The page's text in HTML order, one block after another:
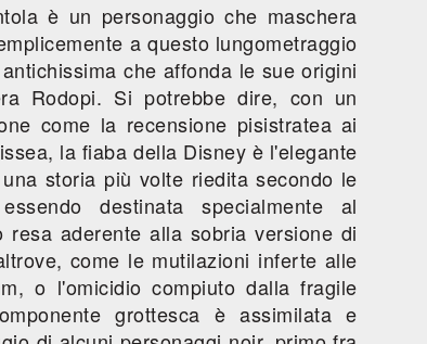
è un personaggio che maschera
a questo lungometraggio
che affonda le sue origini
Rodopi. Si potrebbe dire, con un
come la recensione pisistratea ai
la fiaba della Disney è l'elegante
storia più volte riedita secondo le
destinata specialmente al
aderente alla sobria versione di
come le mutilazioni inferte alle
o l'omicidio compiuto dalla fragile
grottesca è assimilata e